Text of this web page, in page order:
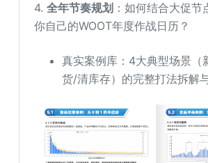
4.全年节奏规划 ：如何结合大促
你自己的WOOT年度作战日历？
真实案例库：4大典型场景（
货/清库存）的完整打法拆解